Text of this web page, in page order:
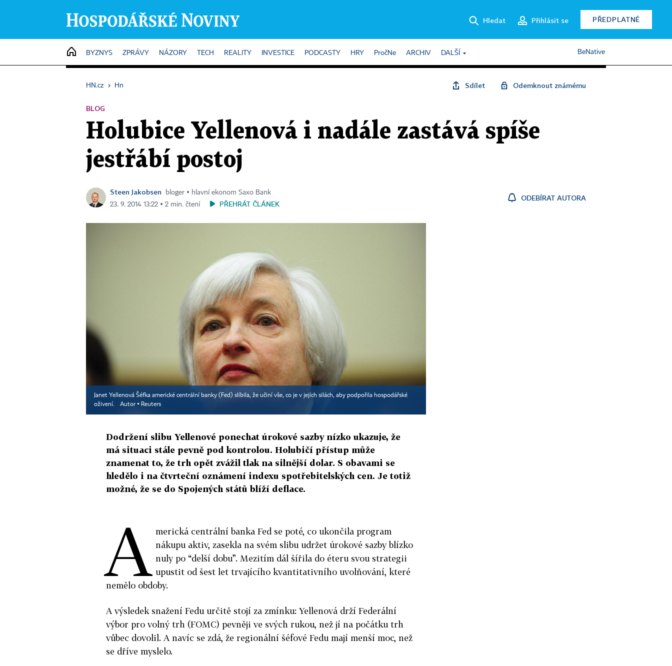
Hledat Přihlásit se PŘEDPLATNÉ
HOME
BYZNYS ZPRÁVY NÁZORY TECH REALITY INVESTICE PODCASTY HRY PročNe ARCHIV DALŠÍ BeNative
HN.cz › Hn Sdílet Odemknout známému
BLOG
Holubice Yellenová i nadále zastává spíše
jestřábí postoj
Steen Jakobsen
bloger ▪ hlavní ekonom Saxo Bank
23. 9. 2014 13:22 ▪ 2 min. čtení
PŘEHRÁT ČLÁNEK
ODEBÍRAT AUTORA
Janet Yellenová Šéfka americké centrální banky (Fed) slíbila, že učiní vše, co je v jejích silách, aby podpořila hospodářské
oživení.
Autor ▪ Reuters
Dodržení slibu Yellenové ponechat úrokové sazby nízko ukazuje, že
má situaci stále pevně pod kontrolou. Holubičí přístup může
znamenat to, že trh opět zvážil tlak na silnější dolar. S obavami se
hledělo i na čtvrteční oznámení indexu spotřebitelských cen. Je totiž
možné, že se do Spojených států blíží deflace.
A merická centrální banka Fed se poté, co ukončila program
nákupu aktiv, zasekla na svém slibu udržet úrokové sazby blízko
nuly po “delší dobu”. Mezitím dál šířila do éteru svou strategii
upustit od šest let trvajícího kvantitativního uvolňování, které
nemělo obdoby.
A výsledek snažení Fedu určitě stojí za zmínku: Yellenová drží Federální
výbor pro volný trh (FOMC) pevněji ve svých rukou, než jí na počátku trh
vůbec dovolil. A navíc se zdá, že regionální šéfové Fedu mají menší moc, než
se dříve myslelo.